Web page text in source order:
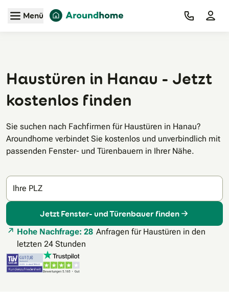
Zum Hauptinhalt
Menü
Haustüren in Hanau - Jetzt
kostenlos finden
Sie suchen nach Fachfirmen für Haustüren in Hanau?
Aroundhome verbindet Sie kostenlos und unverbindlich mit
passenden Fenster- und Türenbauern in Ihrer Nähe.
Ihre PLZ
Jetzt Fenster- und Türenbauer finden
Hohe Nachfrage: 28 Anfragen für Haustüren in den
letzten 24 Stunden